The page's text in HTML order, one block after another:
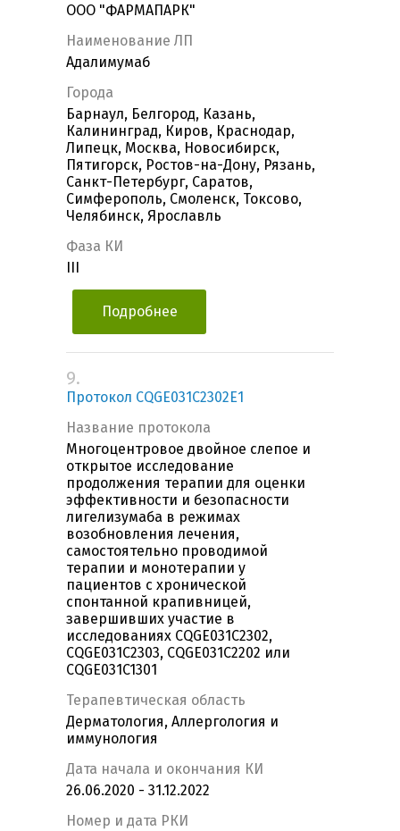
OOO "ФАРМАПАРК"
Наименование ЛП
Адалимумаб
Города
Барнаул, Белгород, Казань,
Калининград, Киров, Краснодар,
Липецк, Москва, Новосибирск,
Пятигорск, Ростов-на-Дону, Рязань,
Санкт-Петербург, Саратов,
Симферополь, Смоленск, Токсово,
Челябинск, Ярославль
Фаза КИ
Подробнее
9.
Протокол CQGE031C2302E1
Название протокола
Многоцентровое двойное слепое и
открытое исследование
продолжения терапии для оценки
эффективности и безопасности
лигелизумаба в режимах
возобновления лечения,
самостоятельно проводимой
терапии и монотерапии у
пациентов с хронической
спонтанной крапивницей,
завершивших участие в
исследованиях CQGE031C2302,
CQGE031C2303, CQGE031C2202 или
CQGE031C1301
Терапевтическая область
Дерматология, Аллергология и
иммунология
Дата начала и окончания КИ
26.06.2020 - 31.12.2022
Номер и дата РКИ